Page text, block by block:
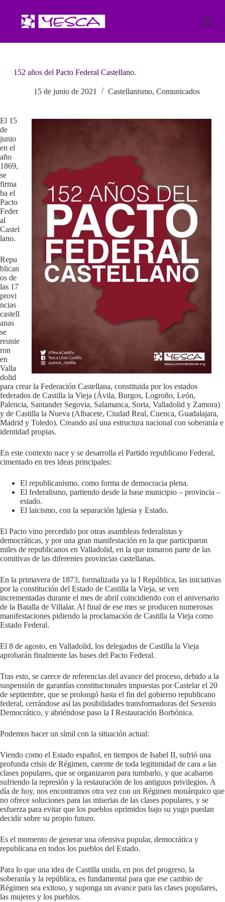
a
e
i
d
o
152 años del Pacto Federal Castellano.
15 de junio de 2021 Castellanismo, Comunicados
El 15
de
junio
en el
año
1869,
se
firma
ba el
Pacto
Feder
al
Castel
lano.
Repu
blican
os de
las 17
provi
ncias
castell
anas
se
reunie
ron
en
Valla
dolid
para crear la Federación Castellana, constituida por los estados
federados de Castilla la Vieja (Ávila, Burgos, Logroño, León,
Palencia, Santander Segovia, Salamanca, Soria, Valladolid y Zamora)
y de Castilla la Nueva (Albacete, Ciudad Real, Cuenca, Guadalajara,
Madrid y Toledo). Creando así una estructura nacional con soberanía e
identidad propias.
En este contexto nace y se desarrolla el Partido republicano Federal,
cimentado en tres ideas principales:
El republicanismo, como forma de democracia plena.
El federalismo, partiendo desde la base municipio – provincia –
estado.
El laicismo, con la separación Iglesia y Estado.
El Pacto vino precedido por otras asambleas federalistas y
democráticas, y por una gran manifestación en la que participaron
miles de republicanos en Valladolid, en la que tomaron parte de las
comitivas de las diferentes provincias castellanas.
En la primavera de 1873, formalizada ya la I República, las iniciativas
por la constitución del Estado de Castilla la Vieja, se ven
incrementadas durante el mes de abril coincidiendo con el aniversario
de la Batalla de Villalar. Al final de ese mes se producen numerosas
manifestaciones pidiendo la proclamación de Castilla la Vieja como
Estado Federal.
El 8 de agosto, en Valladolid, los delegados de Castilla la Vieja
aprobarán finalmente las bases del Pacto Federal.
Tras esto, se carece de referencias del avance del proceso, debido a la
suspensión de garantías constitucionales impuestas por Castelar el 20
de septiembre, que se prolongó hasta el fin del gobierno republicano
federal, cerrándose así las posibilidades transformadoras del Sexenio
Democrático, y abriéndose paso la I Restauración Borbónica.
Podemos hacer un símil con la situación actual:
Viendo como el Estado español, en tiempos de Isabel II, sufrió una
profunda crisis de Régimen, carente de toda legitimidad de cara a las
clases populares, que se organizaron para tumbarlo, y que acabaron
sufriendo la represión y la restauración de los antiguos privilegios. A
día de hoy, nos encontramos otra vez con un Régimen monárquico que
no ofrece soluciones para las miserias de las clases populares, y se
esfuerza para evitar que los pueblos oprimidos bajo su yugo puedan
decidir sobre su propio futuro.
Es el momento de generar una ofensiva popular, democrática y
republicana en todos los pueblos del Estado.
Para lo que una idea de Castilla unida, en pos del progreso, la
soberanía y la república, es fundamental para que ese cambio de
Régimen sea exitoso, y suponga un avance para las clases populares,
las mujeres y los pueblos.